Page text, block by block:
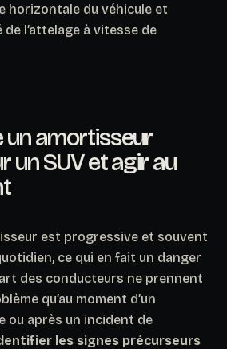
horizontale du véhicule et
l’attelage à vitesse de
un amortisseur
un SUV et agir au
est progressive et souvent
ce qui en fait un danger
des conducteurs ne prennent
qu’au moment d’un
ou après un incident de
les signes précurseurs